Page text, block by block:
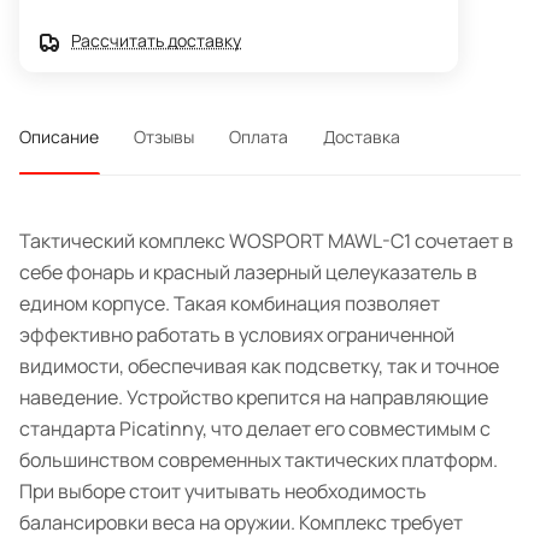
Рассчитать доставку
Описание Отзывы Оплата Доставка
Тактический комплекс WOSPORT MAWL-C1 сочетает в
себе фонарь и красный лазерный целеуказатель в
едином корпусе. Такая комбинация позволяет
эффективно работать в условиях ограниченной
видимости, обеспечивая как подсветку, так и точное
наведение. Устройство крепится на направляющие
стандарта Picatinny, что делает его совместимым с
большинством современных тактических платформ.
При выборе стоит учитывать необходимость
балансировки веса на оружии. Комплекс требует